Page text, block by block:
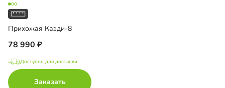
Прихожая Каэди-8
78 990
Доступно для доставки
Заказать